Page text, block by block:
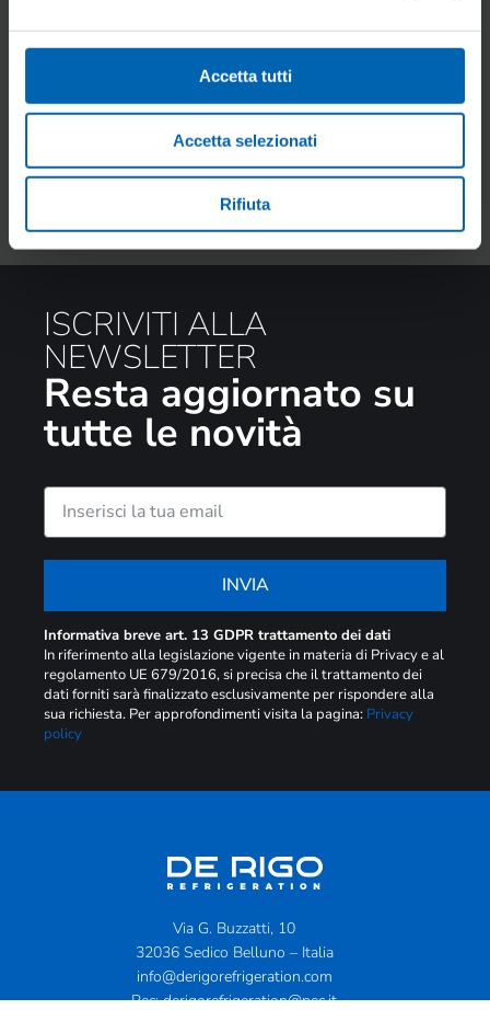
Accetta tutti
Accetta selezionati
Rifiuta
ISCRIVITI ALLA
NEWSLETTER
Resta aggiornato su
tutte le novità
INVIA
Informativa breve art. 13 GDPR trattamento dei dati
In riferimento alla legislazione vigente in materia di Privacy e al
regolamento UE 679/2016, si precisa che il trattamento dei
dati forniti sarà finalizzato esclusivamente per rispondere alla
sua richiesta. Per approfondimenti visita la pagina: Privacy
policy
Via G. Buzzatti, 10
32036 Sedico Belluno – Italia
info@derigorefrigeration.com
Pec:derigorefrigeration@pec.it